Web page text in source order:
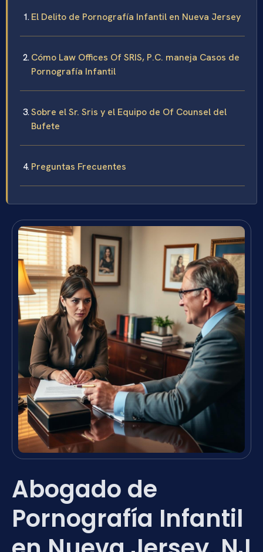
El Delito de Pornografía Infantil en Nueva Jersey
Cómo Law Offices Of SRIS, P.C. maneja Casos de
Pornografía Infantil
Sobre el Sr. Sris y el Equipo de Of Counsel del
Bufete
Preguntas Frecuentes
Abogado de
Pornografía Infantil